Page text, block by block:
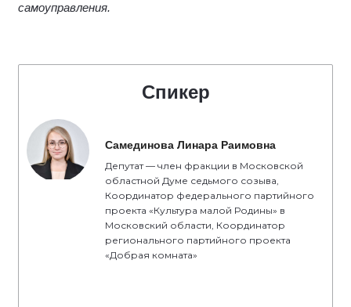
самоуправления.
Спикер
Самединова Линара Раимовна
Депутат — член фракции в Московской
областной Думе седьмого созыва,
Координатор федерального партийного
проекта «Культура малой Родины» в
Московский области, Координатор
регионального партийного проекта
«Добрая комната»